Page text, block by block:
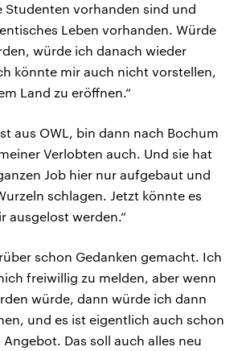
Studenten vorhanden sind und
Leben vorhanden. Würde
würde ich danach wieder
könnte mir auch nicht vorstellen,
Land zu eröffnen.“
aus OWL, bin dann nach Bochum
Verlobten auch. Und sie hat
Job hier nur aufgebaut und
schlagen. Jetzt könnte es
ausgelost werden.“
schon Gedanken gemacht. Ich
freiwillig zu melden, aber wenn
würde, dann würde ich dann
und es ist eigentlich auch schon
Das soll auch alles neu